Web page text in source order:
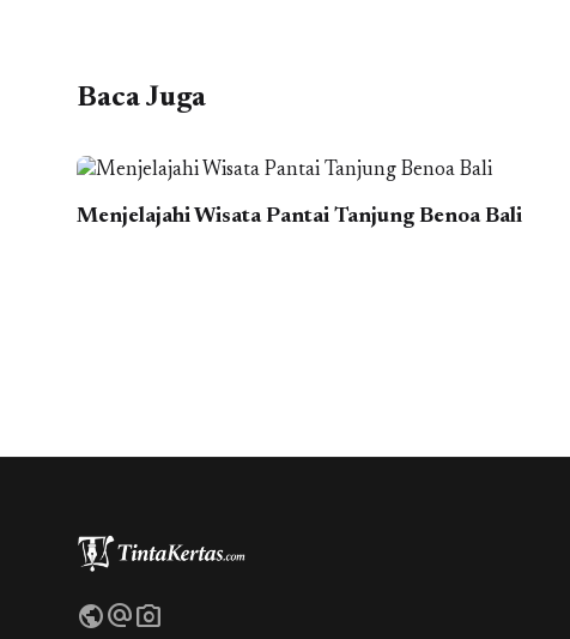
Baca Juga
Menjelajahi Wisata Pantai Tanjung Benoa Bali
publicalternate_emailphoto_camera